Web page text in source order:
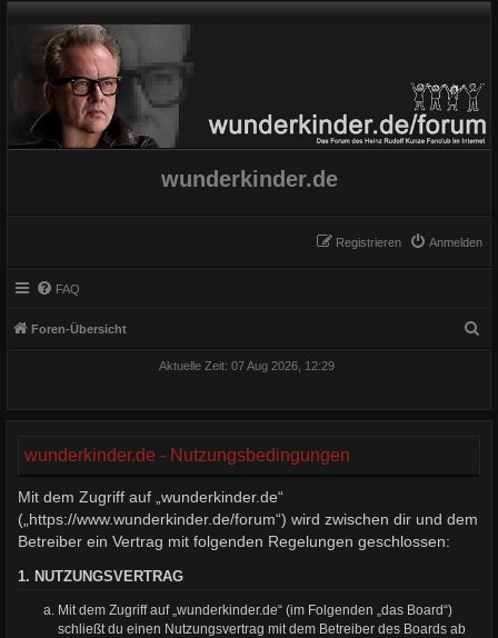
wunderkinder.de
Anmelden
Registrieren
FAQ
Foren-Übersicht
Aktuelle Zeit: 07 Aug 2026, 12:29
wunderkinder.de - Nutzungsbedingungen
Mit dem Zugriff auf „wunderkinder.de“
(„https://www.wunderkinder.de/forum“) wird zwischen dir und dem
Betreiber ein Vertrag mit folgenden Regelungen geschlossen:
1. NUTZUNGSVERTRAG
Mit dem Zugriff auf „wunderkinder.de“ (im Folgenden „das Board“)
schließt du einen Nutzungsvertrag mit dem Betreiber des Boards ab